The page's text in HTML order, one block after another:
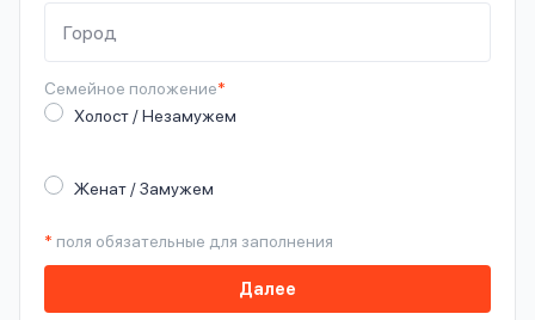
Семейное положение*
Холост / Незамужем
Женат / Замужем
* поля обязательные для заполнения
Далее